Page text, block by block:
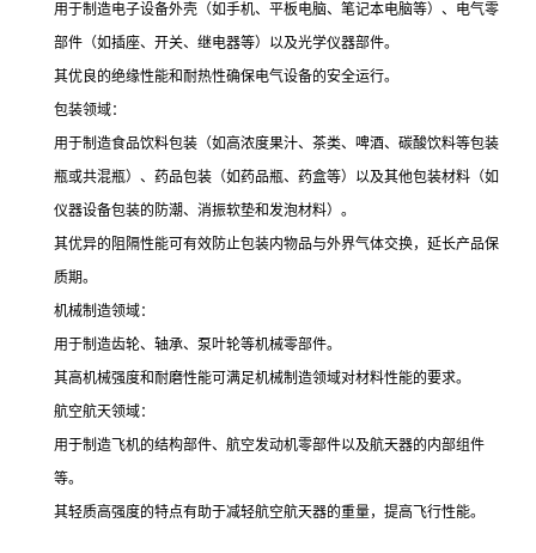
用于制造电子设备外壳（如手机、平板电脑、笔记本电脑等）、电气零
部件（如插座、开关、继电器等）以及光学仪器部件。
其优良的绝缘性能和耐热性确保电气设备的安全运行。
包装领域：
用于制造食品饮料包装（如高浓度果汁、茶类、啤酒、碳酸饮料等包装
瓶或共混瓶）、药品包装（如药品瓶、药盒等）以及其他包装材料（如
仪器设备包装的防潮、消振软垫和发泡材料）。
其优异的阻隔性能可有效防止包装内物品与外界气体交换，延长产品保
质期。
机械制造领域：
用于制造齿轮、轴承、泵叶轮等机械零部件。
其高机械强度和耐磨性能可满足机械制造领域对材料性能的要求。
航空航天领域：
用于制造飞机的结构部件、航空发动机零部件以及航天器的内部组件
等。
其轻质高强度的特点有助于减轻航空航天器的重量，提高飞行性能。